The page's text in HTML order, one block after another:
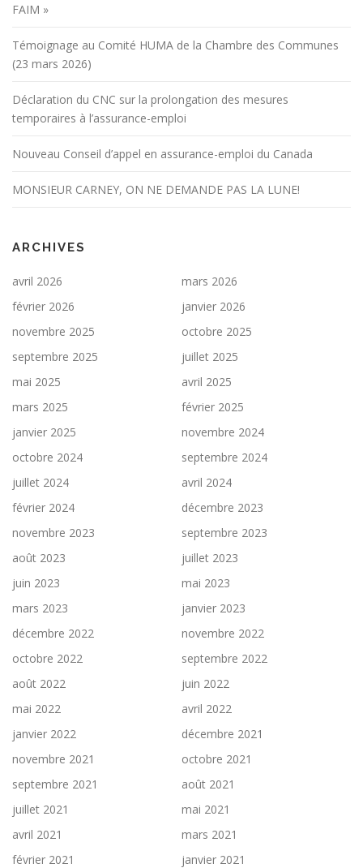
FAIM »
Témoignage au Comité HUMA de la Chambre des Communes
(23 mars 2026)
Déclaration du CNC sur la prolongation des mesures
temporaires à l’assurance-emploi
Nouveau Conseil d’appel en assurance-emploi du Canada
MONSIEUR CARNEY, ON NE DEMANDE PAS LA LUNE!
ARCHIVES
avril 2026
mars 2026
février 2026
janvier 2026
novembre 2025
octobre 2025
septembre 2025
juillet 2025
mai 2025
avril 2025
mars 2025
février 2025
janvier 2025
novembre 2024
octobre 2024
septembre 2024
juillet 2024
avril 2024
février 2024
décembre 2023
novembre 2023
septembre 2023
août 2023
juillet 2023
juin 2023
mai 2023
mars 2023
janvier 2023
décembre 2022
novembre 2022
octobre 2022
septembre 2022
août 2022
juin 2022
mai 2022
avril 2022
janvier 2022
décembre 2021
novembre 2021
octobre 2021
septembre 2021
août 2021
juillet 2021
mai 2021
avril 2021
mars 2021
février 2021
janvier 2021